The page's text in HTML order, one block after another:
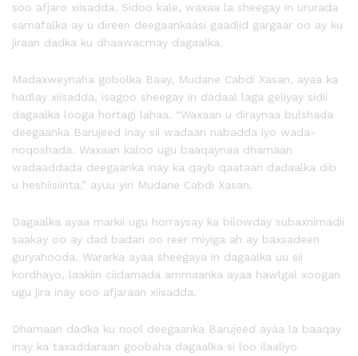
soo afjaro xiisadda. Sidoo kale, waxaa la sheegay in ururada
samafalka ay u direen deegaankaasi gaadiid gargaar oo ay ku
jiraan dadka ku dhaawacmay dagaalka.
Madaxweynaha gobolka Baay, Mudane Cabdi Xasan, ayaa ka
hadlay xiisadda, isagoo sheegay in dadaal laga geliyay sidii
dagaalka looga hortagi lahaa. “Waxaan u diraynaa bulshada
deegaanka Barujeed inay sii wadaan nabadda iyo wada-
noqoshada. Waxaan kaloo ugu baaqaynaa dhamaan
wadaaddada deegaanka inay ka qayb qaataan dadaalka dib
u heshiisiinta,” ayuu yiri Mudane Cabdi Xasan.
Dagaalka ayaa markii ugu horraysay ka bilowday subaxnimadii
saakay oo ay dad badan oo reer miyiga ah ay baxsadeen
guryahooda. Wararka ayaa sheegaya in dagaalka uu sii
kordhayo, laakiin ciidamada ammaanka ayaa hawlgal xoogan
ugu jira inay soo afjaraan xiisadda.
Dhamaan dadka ku nool deegaanka Barujeed ayaa la baaqay
inay ka taxaddaraan goobaha dagaalka si loo ilaaliyo